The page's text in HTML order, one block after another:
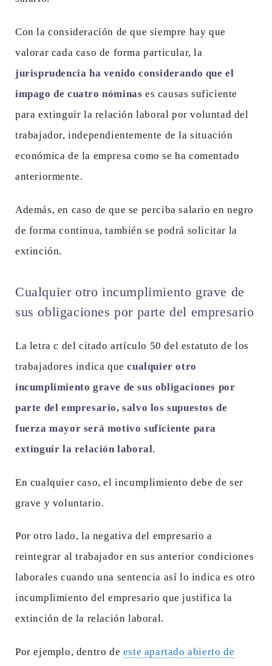
Con la consideración de que siempre hay que
valorar cada caso de forma particular, la
jurisprudencia ha venido considerando que el
impago de cuatro nóminas es causas suficiente
para extinguir la relación laboral por voluntad del
trabajador, independientemente de la situación
económica de la empresa como se ha comentado
anteriormente.
Además, en caso de que se perciba salario en negro
de forma continua, también se podrá solicitar la
extinción.
Cualquier otro incumplimiento grave de
sus obligaciones por parte del empresario
La letra c del citado artículo 50 del estatuto de los
trabajadores indica que cualquier otro
incumplimiento grave de sus obligaciones por
parte del empresario, salvo los supuestos de
fuerza mayor será motivo suficiente para
extinguir la relación laboral.
En cualquier caso, el incumplimiento debe de ser
grave y voluntario.
Por otro lado, la negativa del empresario a
reintegrar al trabajador en sus anterior condiciones
laborales cuando una sentencia así lo indica es otro
incumplimiento del empresario que justifica la
extinción de la relación laboral.
Por ejemplo, dentro de este apartado abierto de